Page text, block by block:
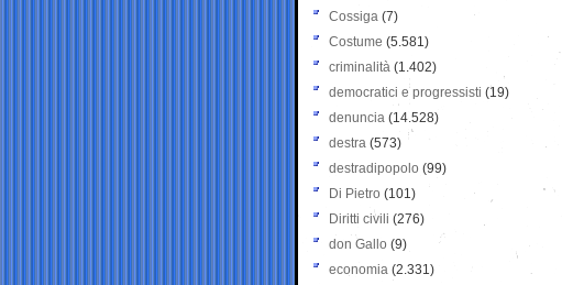
Cossiga (7)
Costume (5.581)
criminalità (1.402)
democratici e progressisti (19)
denuncia (14.528)
destra (573)
destradipopolo (99)
Di Pietro (101)
Diritti civili (276)
don Gallo (9)
economia (2.331)